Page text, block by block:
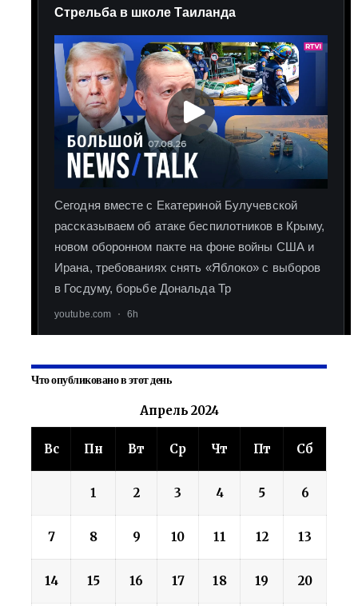
Что опубликовано в этот день
Апрель 2024
Вс Пн Вт Ср Чт Пт Сб
1 2 3 4 5 6
7 8 9 10 11 12 13
14 15 16 17 18 19 20